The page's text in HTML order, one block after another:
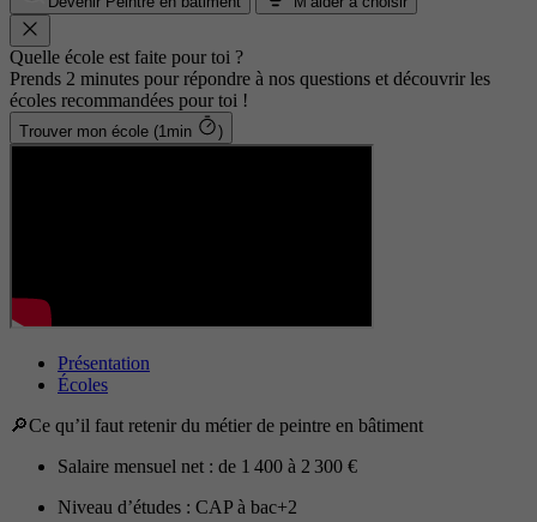
Quelle école est faite pour toi ?
Prends 2 minutes pour répondre à nos questions et découvrir les
écoles recommandées pour toi !
Trouver mon école (1min )
Présentation
Écoles
🔎Ce qu’il faut retenir du métier de peintre en bâtiment
Salaire mensuel net : de 1 400 à 2 300 €
Niveau d’études : CAP à bac+2